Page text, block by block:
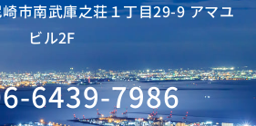
庫之荘１丁目29-9 アマユ
ビル2F
6439-7986